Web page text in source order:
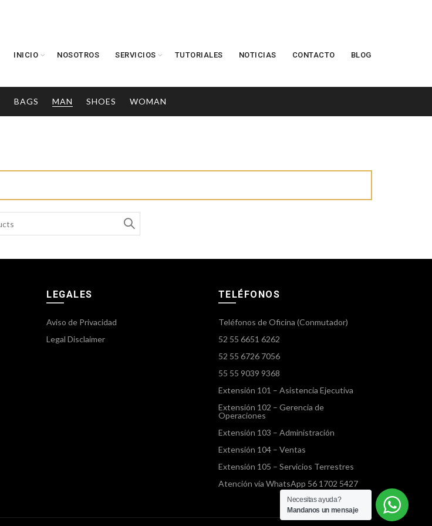
INICIO NOSOTROS SERVICIOS TUTORIALES NOTICIAS CONTACTO BLOG
BAGS MAN SHOES WOMAN
LEGALES
Aviso de Privacidad
Legal Disclaimer
TELÉFONOS
Teléfonos de Oficina (Conmutador)
52 55 6651 6262
52 55 6726 7056
55 55 9039 9368
Extensión 101 – Asistencia Ejecutiva
Extensión 102 – Gerencia de
Operaciones
Extensión 103 – Administración
Extensión 104 – Ventas
Extensión 105 – Servicios Terrestres
Atención vía WhatsApp 56 1702 5427
Necesitas ayuda?
Mandanos un mensaje